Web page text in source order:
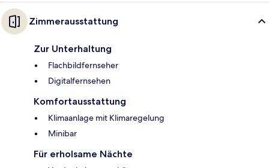
Zimmerausstattung
Zur Unterhaltung
Flachbildfernseher
Digitalfernsehen
Komfortausstattung
Klimaanlage mit Klimaregelung
Minibar
Für erholsame Nächte